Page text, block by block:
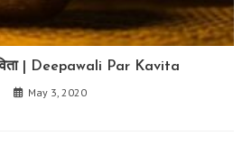
| Deepawali Par Kavita
May 3, 2020